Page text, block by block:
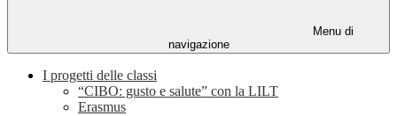
Menu di
navigazione
I progetti delle classi
“CIBO: gusto e salute” con la LILT
Erasmus